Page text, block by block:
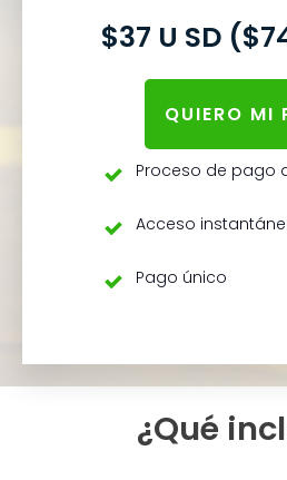
$37 U SD
QUIERO MI
Proceso de pago
Acceso
Pago único
¿Qué